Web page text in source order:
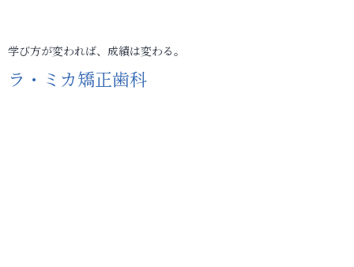
学び方が変われば、成績は変わる。
ラ・ミカ矯正歯科